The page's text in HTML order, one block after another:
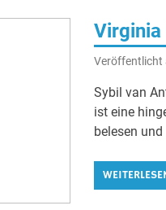
Virginia
Veröffentlicht
Sybil van
ist eine
belesen